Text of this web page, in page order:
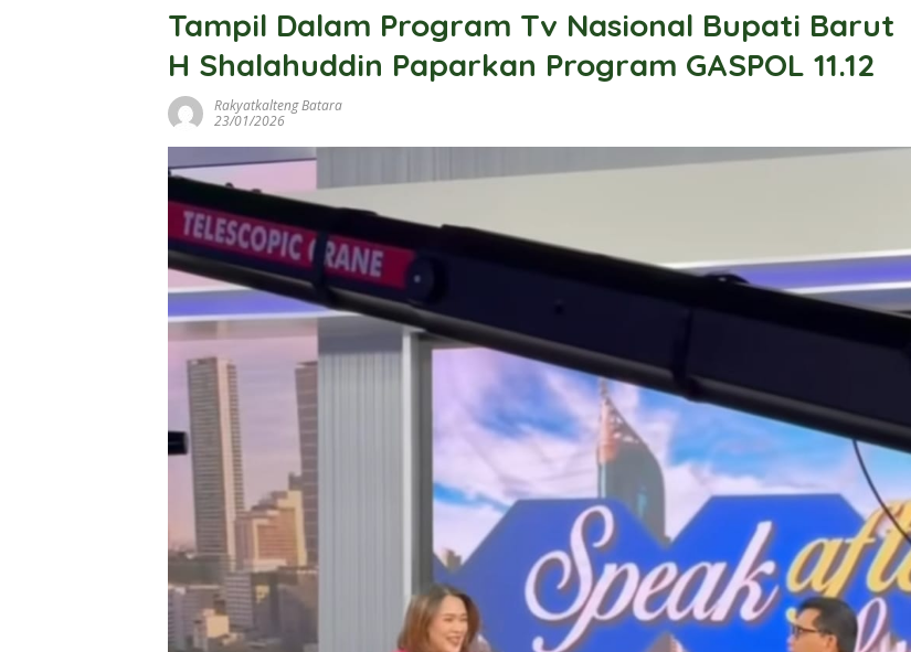
Tampil Dalam Program Tv Nasional Bupati Barut
H Shalahuddin Paparkan Program GASPOL 11.12
Rakyatkalteng Batara
23/01/2026